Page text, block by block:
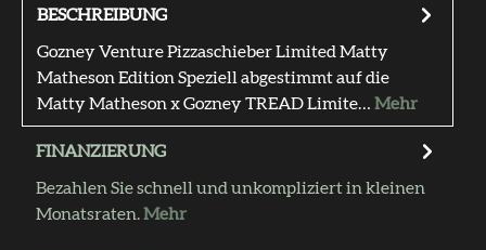
BESCHREIBUNG
Gozney Venture Pizzaschieber Limited Matty
Matheson Edition Speziell abgestimmt auf die
Matty Matheson x Gozney TREAD Limite… Mehr
FINANZIERUNG
Bezahlen Sie schnell und unkompliziert in kleinen
Monatsraten.Mehr